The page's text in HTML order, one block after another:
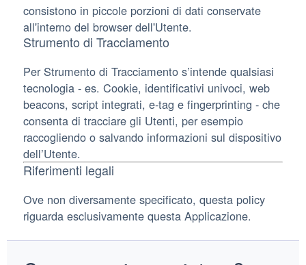
consistono in piccole porzioni di dati conservate
all'interno del browser dell'Utente.
Strumento di Tracciamento
Per Strumento di Tracciamento s’intende qualsiasi
tecnologia - es. Cookie, identificativi univoci, web
beacons, script integrati, e-tag e fingerprinting - che
consenta di tracciare gli Utenti, per esempio
raccogliendo o salvando informazioni sul dispositivo
dell’Utente.
Riferimenti legali
Ove non diversamente specificato, questa policy
riguarda esclusivamente questa Applicazione.